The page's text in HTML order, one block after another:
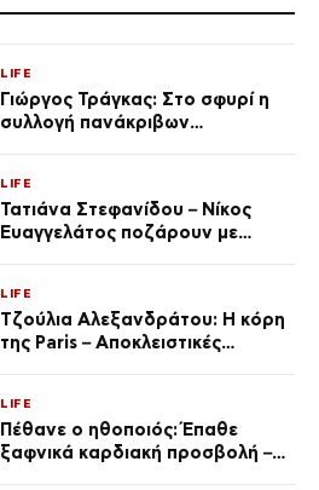
LIFE
Γιώργος Τράγκας: Στο σφυρί η
συλλογή πανάκριβων
LIFE
Τατιάνα Στεφανίδου – Νίκος
Ευαγγελάτος ποζάρουν με
LIFE
Τζούλια Αλεξανδράτου: Η κόρη
της Paris – Αποκλειστικές
LIFE
Πέθανε ο ηθοποιός: Έπαθε
ξαφνικά καρδιακή προσβολή – Η